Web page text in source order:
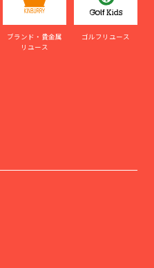
ブランド・貴金属
リユース
ゴルフリユース